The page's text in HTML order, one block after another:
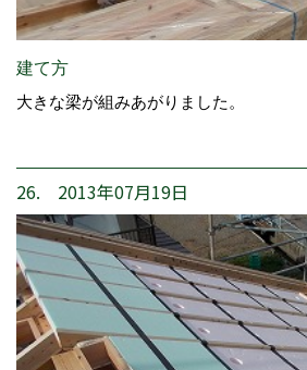
建て方
大きな梁が組みあがりました。
26. 2013年07月19日